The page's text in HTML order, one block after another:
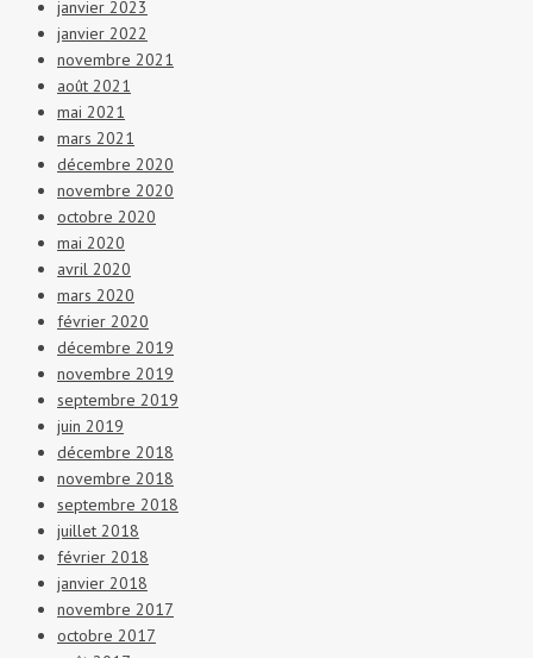
janvier 2023
janvier 2022
novembre 2021
août 2021
mai 2021
mars 2021
décembre 2020
novembre 2020
octobre 2020
mai 2020
avril 2020
mars 2020
février 2020
décembre 2019
novembre 2019
septembre 2019
juin 2019
décembre 2018
novembre 2018
septembre 2018
juillet 2018
février 2018
janvier 2018
novembre 2017
octobre 2017